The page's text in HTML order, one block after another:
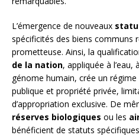
L’émergence de nouveaux
spécificités des biens communs
prometteuse. Ainsi, la
de la nation, appliquée à
génome humain, crée un
publique et propriété privée,
d’appropriation exclusive. De
réserves biologiques ou les
bénéficient de statuts